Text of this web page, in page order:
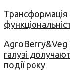
Трансформація
AgroBerry&Veg
галузі
події року